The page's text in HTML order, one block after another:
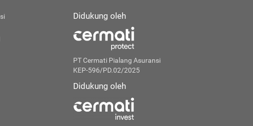
Didukung oleh
PT Cermati Pialang Asuransi
KEP-596/PD.02/2025
Didukung oleh